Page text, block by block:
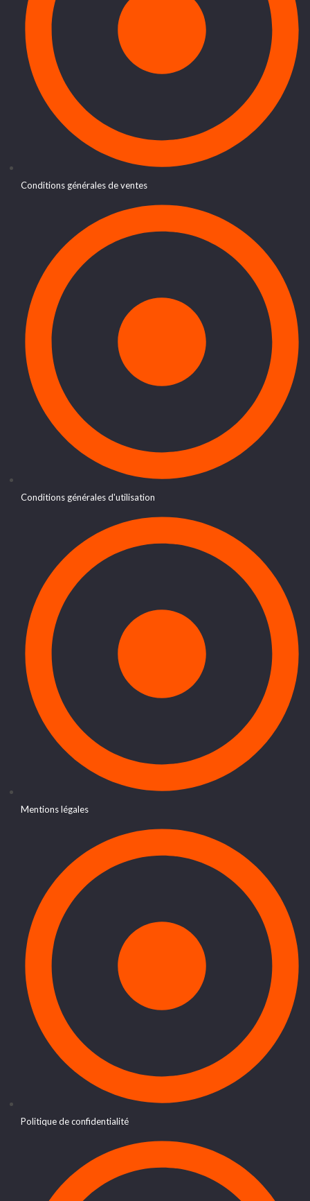
Conditions générales de ventes
Conditions générales d'utilisation
Mentions légales
Politique de confidentialité